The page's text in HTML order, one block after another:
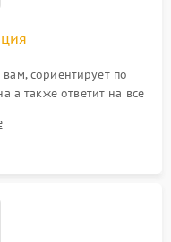
сориентирует по
а также ответит на все